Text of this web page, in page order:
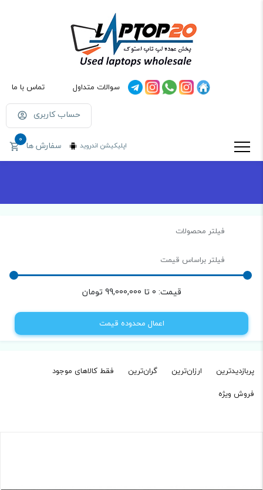
سوالات متداول تماس با ما
حساب کاربری
اپلیکیشن اندروید سفارش ها 0
فیلتر محصولات
فیلتر براساس قیمت
قیمت: 0 تا 99,000,000 تومان
اعمال محدوده قیمت
پربازدیدترین ارزان‌ترین گران‌ترین
فقط کالاهای موجود‌
فروش ویژه